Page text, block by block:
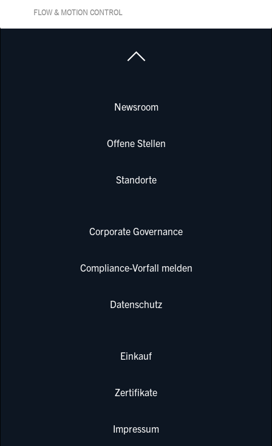
FLOW & MOTION CONTROL
Newsroom
Offene Stellen
Standorte
Corporate Governance
Compliance-Vorfall melden
Datenschutz
Einkauf
Zertifikate
Impressum